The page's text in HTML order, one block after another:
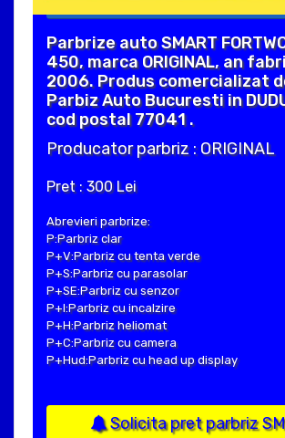
Parbrize auto SMART
450, marca ORIGINAL, an
2006. Produs comercializat
Parbiz Auto Bucuresti in
cod postal 77041 .
Producator parbriz : ORIGINAL
Pret : 300 Lei
Abrevieri parbrize:
P:Parbriz clar
P+V:Parbriz cu tenta verde
P+S:Parbriz cu parasolar
P+SE:Parbriz cu senzor
P+I:Parbriz cu incalzire
P+H:Parbriz heliomat
P+C:Parbriz cu camera
P+Hud:Parbriz cu head up display
Solicita pret parbriz